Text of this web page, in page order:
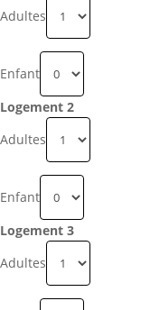
Adultes
Enfant
Logement 2
Adultes
Enfant
Logement 3
Adultes